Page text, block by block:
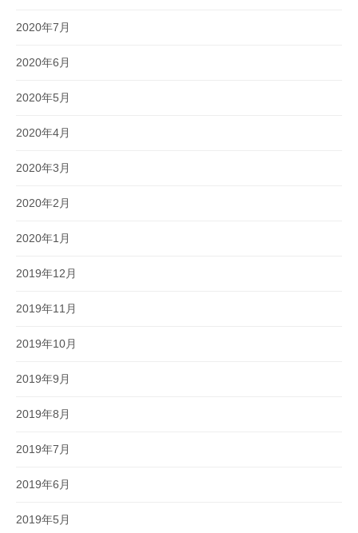
2020年7月
2020年6月
2020年5月
2020年4月
2020年3月
2020年2月
2020年1月
2019年12月
2019年11月
2019年10月
2019年9月
2019年8月
2019年7月
2019年6月
2019年5月